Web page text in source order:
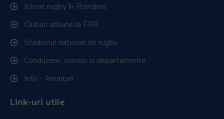
Istoric rugby în România
Cluburi afiliate la FRR
Stadionul național de rugby
Conducere, comisii și departamente
Info - Anunțuri
Link-uri utile